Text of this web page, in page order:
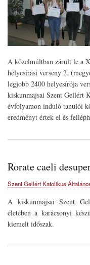
A közelmúltban zárult le a
helyesírási verseny 2.
legjobb 2400 helyesírója
kiskunmajsai Szent Gellért
évfolyamon induló tanulói
eredményt értek el és
Rorate caeli
Szent Gellért Katolikus
A kiskunmajsai Szent
életében a karácsonyi
kiemelt időszak.